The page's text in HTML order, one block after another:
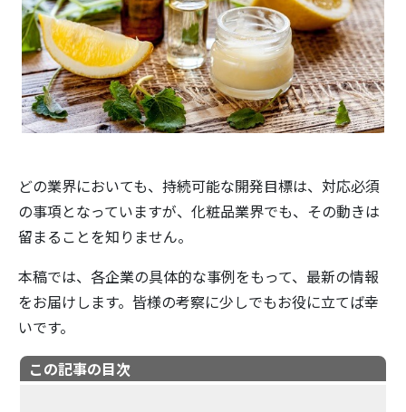
どの業界においても、持続可能な開発目標は、対応必須
の事項となっていますが、化粧品業界でも、その動きは
留まることを知りません。
本稿では、各企業の具体的な事例をもって、最新の情報
をお届けします。皆様の考察に少しでもお役に立てば幸
いです。
この記事の目次